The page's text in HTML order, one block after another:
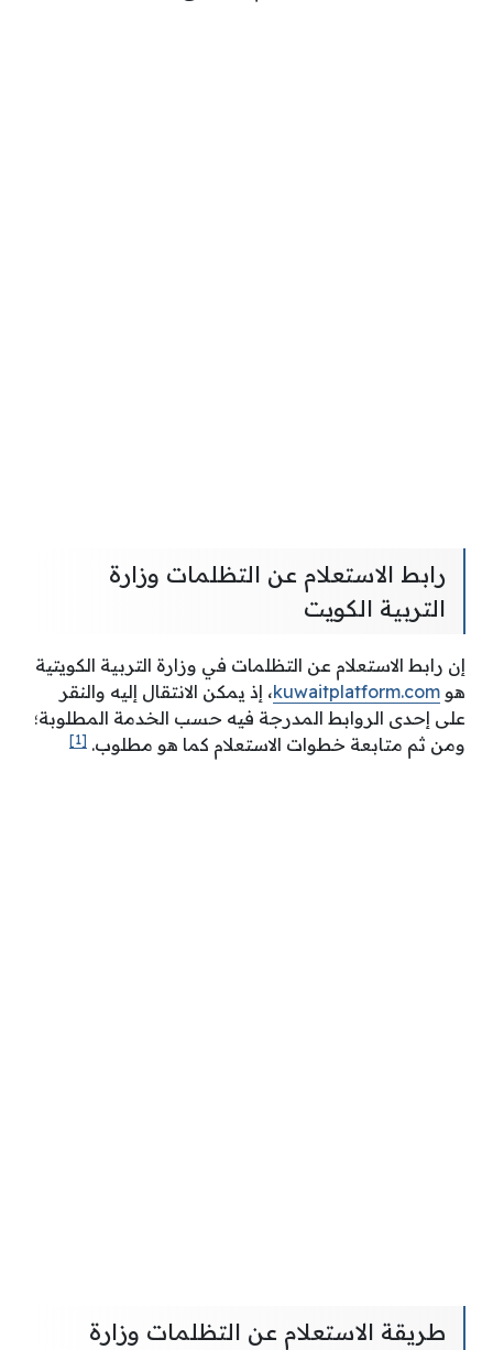
رابط الاستعلام عن التظلمات وزارة
التربية الكويت
إن رابط الاستعلام عن التظلمات في وزارة التربية الكويتية
هو kuwaitplatform.com، إذ يمكن الانتقال إليه والنقر
على إحدى الروابط المدرجة فيه حسب الخدمة المطلوبة؛
ومن ثم متابعة خطوات الاستعلام كما هو مطلوب. [1]
طريقة الاستعلام عن التظلمات وزارة